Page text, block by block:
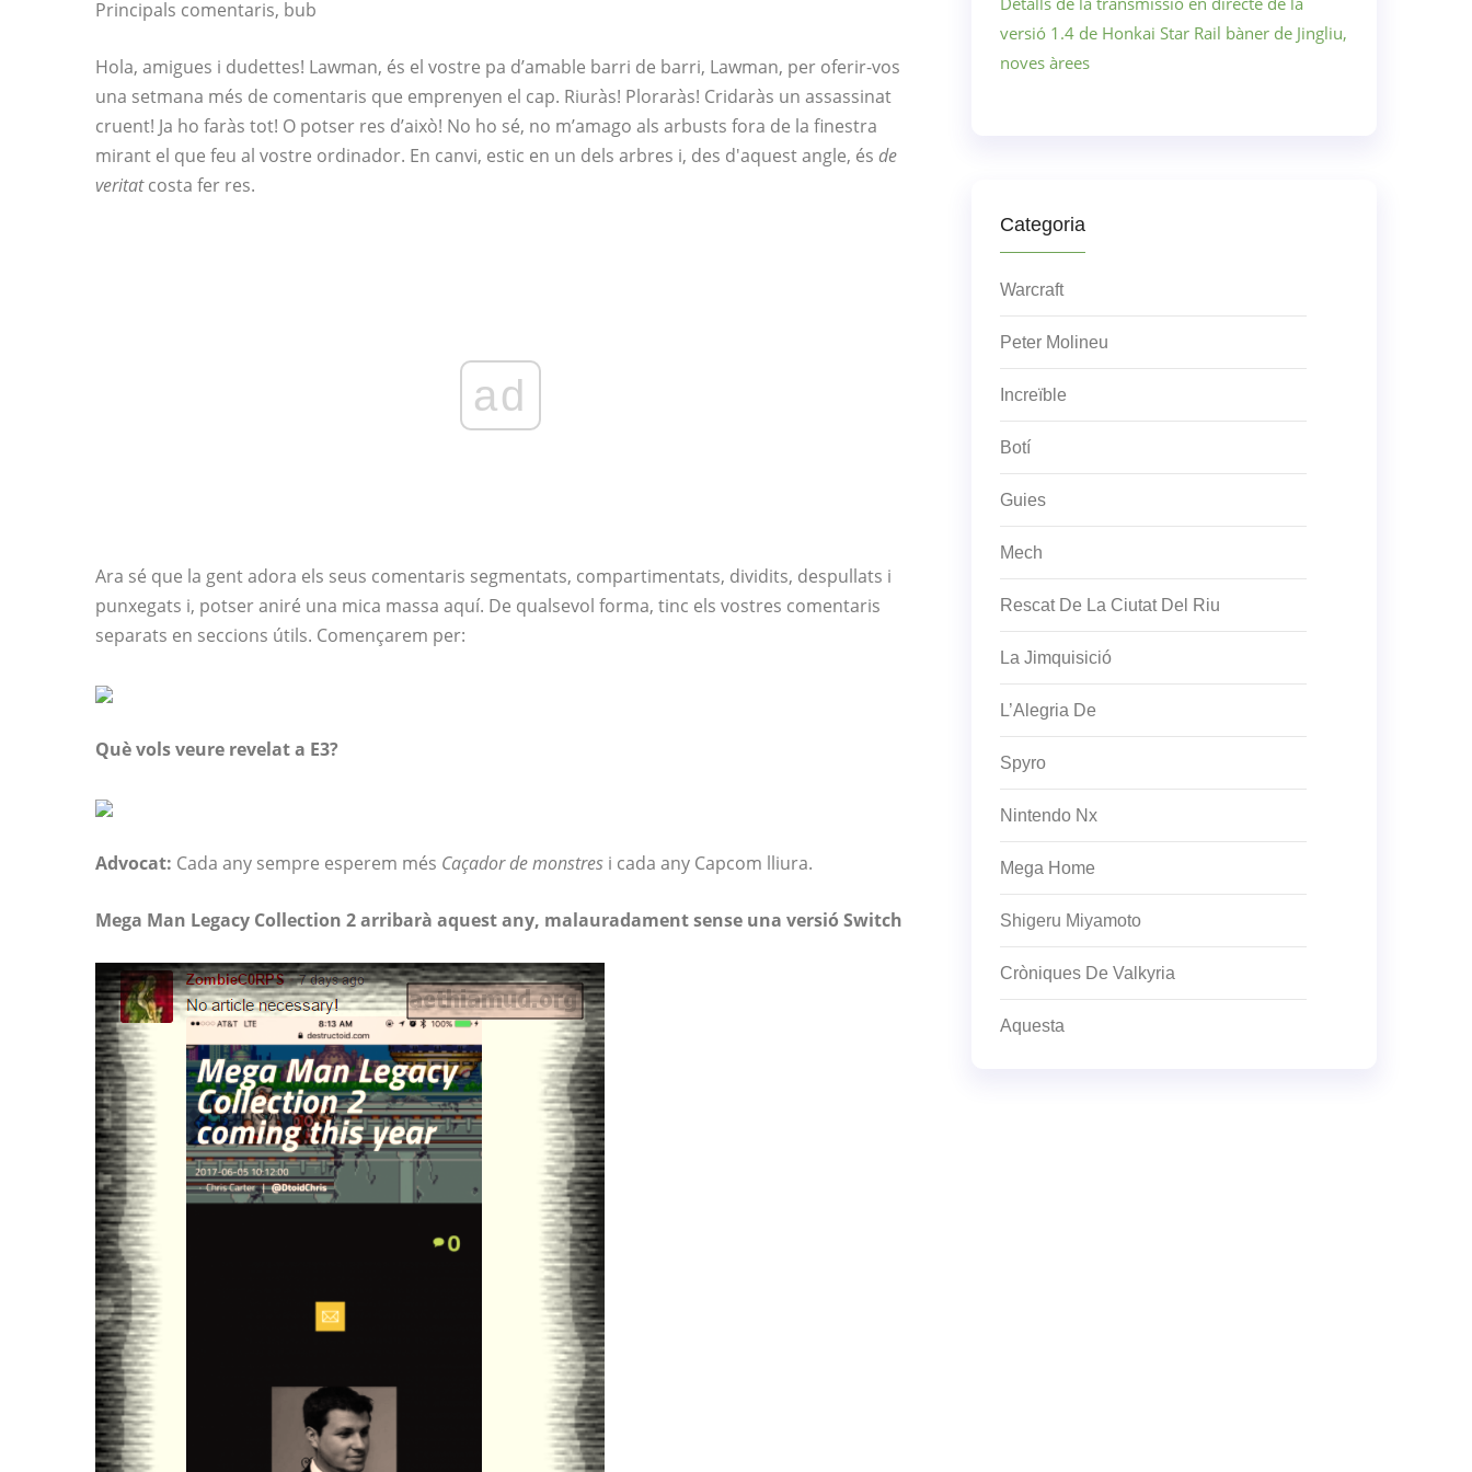
Principals comentaris, bub
Hola, amigues i dudettes! Lawman, és el vostre pa d’amable barri de barri, Lawman, per oferir-vos
una setmana més de comentaris que emprenyen el cap. Riuràs! Ploraràs! Cridaràs un assassinat
cruent! Ja ho faràs tot! O potser res d’això! No ho sé, no m’amago als arbusts fora de la finestra
mirant el que feu al vostre ordinador. En canvi, estic en un dels arbres i, des d'aquest angle, és de
veritatcosta fer res.
ad
Ara sé que la gent adora els seus comentaris segmentats, compartimentats, dividits, despullats i
punxegats i, potser aniré una mica massa aquí. De qualsevol forma, tinc els vostres comentaris
separats en seccions útils. Començarem per:
Què vols veure revelat a E3?
Advocat: Cada any sempre esperem més Caçador de monstres i cada any Capcom lliura.
Mega Man Legacy Collection 2 arribarà aquest any, malauradament sense una versió Switch
versió 1.4 de Honkai Star Rail bàner de Jingliu,
noves àrees
Categoria
Warcraft
Peter Molineu
Increïble
Botí
Guies
Mech
Rescat De La Ciutat Del Riu
La Jimquisició
L’Alegria De
Spyro
Nintendo Nx
Mega Home
Shigeru Miyamoto
Cròniques De Valkyria
Aquesta